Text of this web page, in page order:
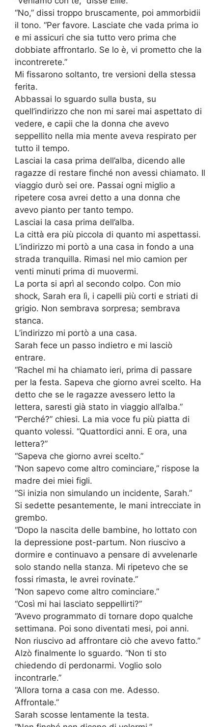
“No,” dissi troppo bruscamente, poi ammorbidii
il tono. “Per favore. Lasciate che vada prima io
e mi assicuri che sia tutto vero prima che
dobbiate affrontarlo. Se lo è, vi prometto che la
incontrerete.”
Mi fissarono soltanto, tre versioni della stessa
ferita.
Abbassai lo sguardo sulla busta, su
quell’indirizzo che non mi sarei mai aspettato di
vedere, e capii che la donna che avevo
seppellito nella mia mente aveva respirato per
tutto il tempo.
Lasciai la casa prima dell’alba, dicendo alle
ragazze di restare finché non avessi chiamato. Il
viaggio durò sei ore. Passai ogni miglio a
ripetere cosa avrei detto a una donna che
avevo pianto per tanto tempo.
Lasciai la casa prima dell’alba.
La città era più piccola di quanto mi aspettassi.
L’indirizzo mi portò a una casa in fondo a una
strada tranquilla. Rimasi nel mio camion per
venti minuti prima di muovermi.
La porta si aprì al secondo colpo. Con mio
shock, Sarah era lì, i capelli più corti e striati di
grigio. Non sembrava sorpresa; sembrava
stanca.
L’indirizzo mi portò a una casa.
Sarah fece un passo indietro e mi lasciò
entrare.
“Rachel mi ha chiamato ieri, prima di passare
per la festa. Sapeva che giorno avrei scelto. Ha
detto che se le ragazze avessero letto la
lettera, saresti già stato in viaggio all’alba.”
“Perché?” chiesi. La mia voce fu più piatta di
quanto volessi. “Quattordici anni. E ora, una
lettera?”
“Sapeva che giorno avrei scelto.”
“Non sapevo come altro cominciare,” rispose la
madre dei miei figli.
“Si inizia non simulando un incidente, Sarah.”
Si sedette pesantemente, le mani intrecciate in
grembo.
“Dopo la nascita delle bambine, ho lottato con
la depressione post-partum. Non riuscivo a
dormire e continuavo a pensare di avvelenarle
solo stando nella stanza. Mi ripetevo che se
fossi rimasta, le avrei rovinate.”
“Non sapevo come altro cominciare.”
“Così mi hai lasciato seppellirti?”
“Avevo programmato di tornare dopo qualche
settimana. Poi sono diventati mesi, poi anni.
Non riuscivo ad affrontare ciò che avevo fatto.”
Alzò finalmente lo sguardo. “Non ti sto
chiedendo di perdonarmi. Voglio solo
incontrarle.”
“Allora torna a casa con me. Adesso.
Affrontale.”
Sarah scosse lentamente la testa.